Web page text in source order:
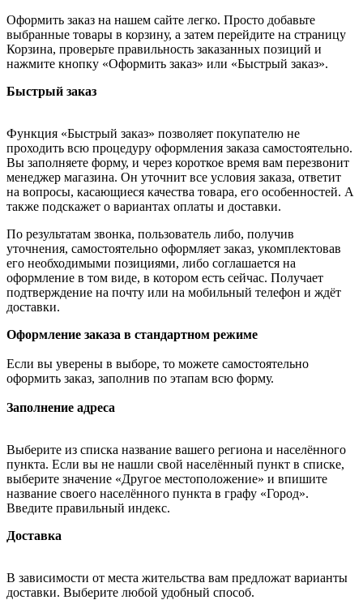
Оформить заказ на нашем сайте легко. Просто добавьте
выбранные товары в корзину, а затем перейдите на страницу
Корзина, проверьте правильность заказанных позиций и
нажмите кнопку «Оформить заказ» или «Быстрый заказ».
Быстрый заказ
Функция «Быстрый заказ» позволяет покупателю не
проходить всю процедуру оформления заказа самостоятельно.
Вы заполняете форму, и через короткое время вам перезвонит
менеджер магазина. Он уточнит все условия заказа, ответит
на вопросы, касающиеся качества товара, его особенностей. А
также подскажет о вариантах оплаты и доставки.
По результатам звонка, пользователь либо, получив
уточнения, самостоятельно оформляет заказ, укомплектовав
его необходимыми позициями, либо соглашается на
оформление в том виде, в котором есть сейчас. Получает
подтверждение на почту или на мобильный телефон и ждёт
доставки.
Оформление заказа в стандартном режиме
Если вы уверены в выборе, то можете самостоятельно
оформить заказ, заполнив по этапам всю форму.
Заполнение адреса
Выберите из списка название вашего региона и населённого
пункта. Если вы не нашли свой населённый пункт в списке,
выберите значение «Другое местоположение» и впишите
название своего населённого пункта в графу «Город».
Введите правильный индекс.
Доставка
В зависимости от места жительства вам предложат варианты
доставки. Выберите любой удобный способ.